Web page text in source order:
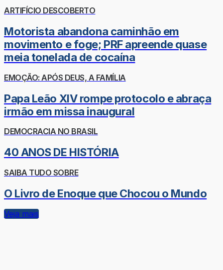
ARTIFÍCIO DESCOBERTO
Motorista abandona caminhão em
movimento e foge; PRF apreende quase
meia tonelada de cocaína
EMOÇÃO: APÓS DEUS, A FAMÍLIA
Papa Leão XIV rompe protocolo e abraça
irmão em missa inaugural
DEMOCRACIA NO BRASIL
40 ANOS DE HISTÓRIA
SAIBA TUDO SOBRE
O Livro de Enoque que Chocou o Mundo
Veja mais